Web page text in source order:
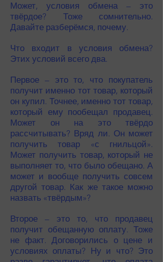
Может, условия обмена – это
твёрдое? Тоже сомнительно.
Давайте разберёмся, почему.
Что входит в условия обмена?
Этих условий всего два.
Первое – это то, что покупатель
получит именно тот товар, который
он купил. Точнее, именно тот товар,
который ему пообещал продавец.
Может он на это твёрдо
рассчитывать? Вряд ли. Он может
получить товар «с гнильцой».
Может получить товар, который не
выполняет то, что было обещано. А
может и вообще получить совсем
другой товар. Как же такое можно
назвать «твёрдым»?
Второе – это то, что продавец
получит обещанную оплату. Тоже
не факт. Договорились о цене и
условиях оплаты? Ну и что? Это